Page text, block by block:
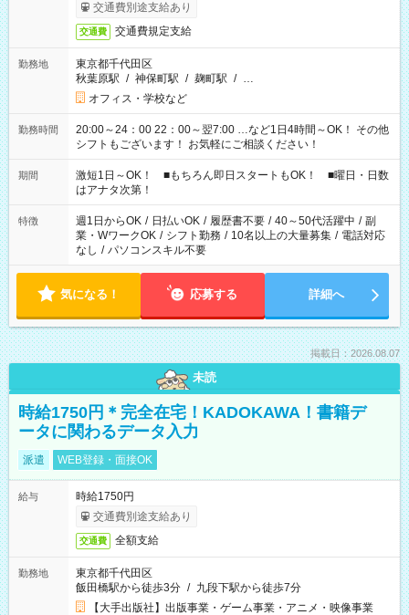
交通費別途支給あり
交通費 交通費規定支給
勤務地
東京都千代田区
秋葉原駅 / 神保町駅 / 麹町駅 / …
オフィス・学校など
勤務時間
20:00～24：00 22：00～翌7:00 …など1日4時間～OK！ その他
シフトもございます！ お気軽にご相談ください！
期間
激短1日～OK！ ■もちろん即日スタートもOK！ ■曜日・日数
はアナタ次第！
特徴 週1日からOK / 日払いOK / 履歴書不要 / 40～50代活躍中 / 副
業・WワークOK / シフト勤務 / 10名以上の大量募集 / 電話対応
なし / パソコンスキル不要
気になる！ 応募する 詳細へ
掲載日：2026.08.07
未読
時給1750円＊完全在宅！KADOKAWA！書籍デ
ータに関わるデータ入力
派遣 WEB登録・面接OK
給与
時給1750円
交通費別途支給あり
交通費 全額支給
勤務地
東京都千代田区
飯田橋駅から徒歩3分 / 九段下駅から徒歩7分
【大手出版社】出版事業・ゲーム事業・アニメ・映像事業